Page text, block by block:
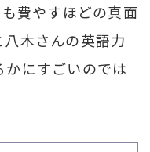
費やすほどの真面
木さんの英語力
にすごいのでは